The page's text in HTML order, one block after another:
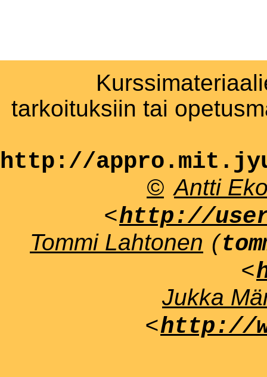
tarkoituksiin tai
http://
© Antti
<http://
Tommi Lahtonen (
<
Jukka
<http://